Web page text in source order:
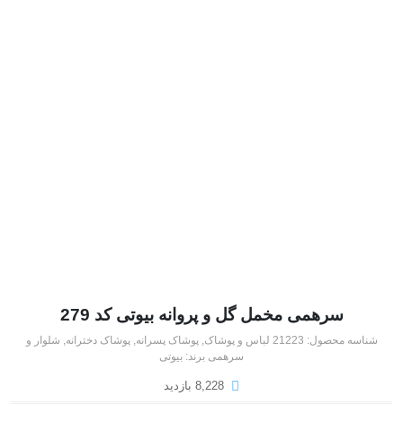
سرهمی مخمل گل و پروانه بیوتی کد 279
شناسه محصول:21223 لباس و پوشاک,پوشاک پسرانه,پوشاک دخترانه,شلوار و
سرهمی برند:بیوتی
8,228 بازدید